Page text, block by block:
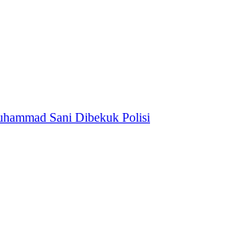
Sani Dibekuk Polisi